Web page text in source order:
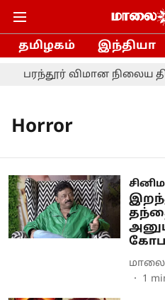
தமிழகம் இந்தியா
பரந்தூர் விமான நிலைய
Horror
1